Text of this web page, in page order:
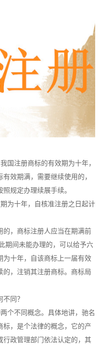
注册商标的有效期为十年，
效期满，需要继续使用的，
规定办理续展手续。
十年，自核准注册之日起计
，商标注册人应当在期满前
期间未能办理的，可以给予六
为十年，自该商标上一届有效
，注销其注册商标。商标局
同？
不同概念。具体地讲，驰名
标，是个法律的概念，它的产
行政管理部门依法认定的，其